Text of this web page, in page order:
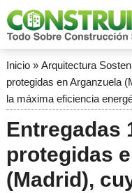
Inicio» Arquitectura
protegidas en Arganzuela
la máxima eficiencia
Entregadas
protegidas
(Madrid),